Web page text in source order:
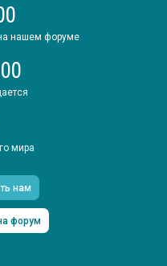
нашем форуме
мира
нам
форум